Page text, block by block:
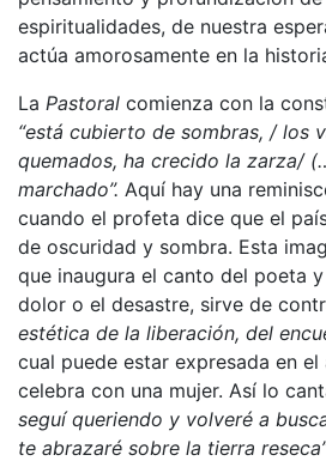
espiritualidades, de nuestra
actúa amorosamente en la
La Pastoral comienza con la
“está cubierto de sombras, / los
quemados, ha crecido la zarza/
marchado”. Aquí hay una
cuando el profeta dice que el
de oscuridad y sombra. Esta
que inaugura el canto del poeta
dolor o el desastre, sirve de
estética de la liberación, del
cual puede estar expresada en
celebra con una mujer. Así lo
seguí queriendo y volveré a
te abrazaré sobre la tierra